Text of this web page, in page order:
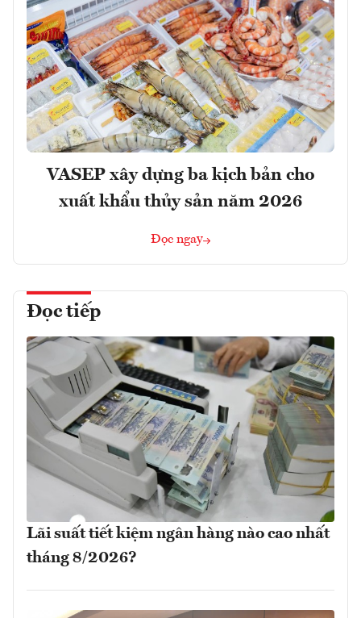
VASEP xây dựng ba kịch bản cho
xuất khẩu thủy sản năm 2026
Đọc ngay
Đọc tiếp
Lãi suất tiết kiệm ngân hàng nào cao nhất
tháng 8/2026?